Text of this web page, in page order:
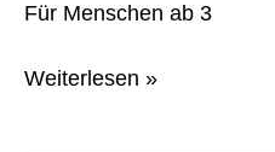
Für Menschen ab 3
Weiterlesen »